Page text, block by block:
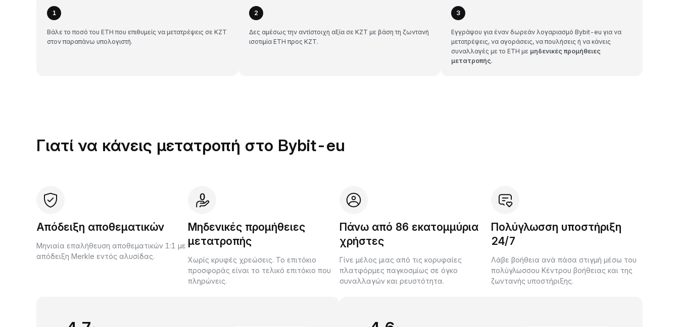
1
Βάλε το ποσό του ETH που επιθυμείς να μετατρέψεις σε KZT
στον παραπάνω υπολογιστή.
2
Δες αμέσως την αντίστοιχη αξία σε KZT με βάση τη ζωντανή
ισοτιμία ETH προς KZT.
3
Εγγράψου για έναν δωρεάν λογαριασμό Bybit-eu για να
μετατρέψεις, να αγοράσεις, να πουλήσεις ή να κάνεις
συναλλαγές με το ETH με μηδενικές προμήθειες
μετατροπής.
Γιατί να κάνεις μετατροπή στο Bybit-eu
Απόδειξη αποθεματικών
Μηνιαία επαλήθευση αποθεματικών 1:1 με
απόδειξη Merkle εντός αλυσίδας.
Μηδενικές προμήθειες
μετατροπής
Χωρίς κρυφές χρεώσεις. Το επιτόκιο
προσφοράς είναι το τελικό επιτόκιο που
πληρώνεις.
Πάνω από 86 εκατομμύρια
χρήστες
Γίνε μέλος μιας από τις κορυφαίες
πλατφόρμες παγκοσμίως σε όγκο
συναλλαγών και ρευστότητα.
Πολύγλωσση υποστήριξη
24/7
Λάβε βοήθεια ανά πάσα στιγμή μέσω του
πολύγλωσσου Κέντρου βοήθειας και της
ζωντανής υποστήριξης.